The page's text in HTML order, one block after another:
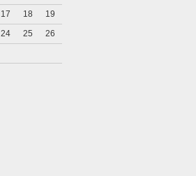
17 18
19
24 25
26